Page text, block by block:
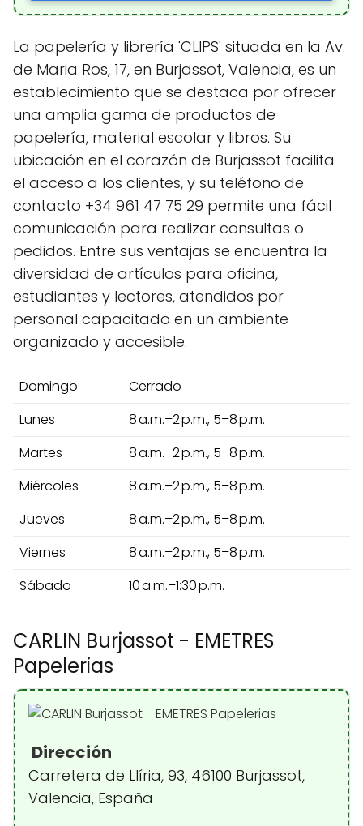
La papelería y librería 'CLIPS' situada en la Av.
de Maria Ros, 17, en Burjassot, Valencia, es un
establecimiento que se destaca por ofrecer
una amplia gama de productos de
papelería, material escolar y libros. Su
ubicación en el corazón de Burjassot facilita
el acceso a los clientes, y su teléfono de
contacto +34 961 47 75 29 permite una fácil
comunicación para realizar consultas o
pedidos. Entre sus ventajas se encuentra la
diversidad de artículos para oficina,
estudiantes y lectores, atendidos por
personal capacitado en un ambiente
organizado y accesible.
Domingo
Cerrado
Lunes
8 a.m.–2 p.m., 5–8 p.m.
Martes
8 a.m.–2 p.m., 5–8 p.m.
Miércoles
8 a.m.–2 p.m., 5–8 p.m.
Jueves
8 a.m.–2 p.m., 5–8 p.m.
Viernes
8 a.m.–2 p.m., 5–8 p.m.
Sábado
10 a.m.–1:30 p.m.
CARLIN Burjassot - EMETRES
Papelerias
Dirección
Carretera de Llíria, 93, 46100 Burjassot,
Valencia, España